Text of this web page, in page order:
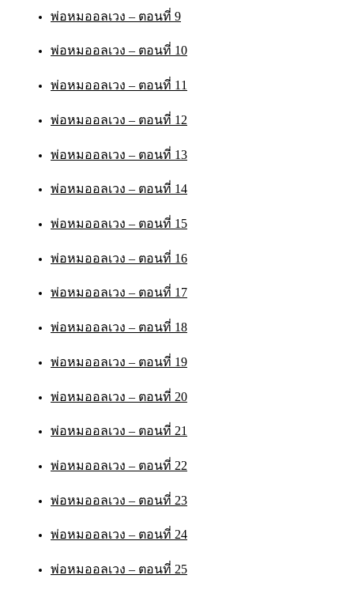
พ่อหมออลเวง – ตอนที่ 9
พ่อหมออลเวง – ตอนที่ 10
พ่อหมออลเวง – ตอนที่ 11
พ่อหมออลเวง – ตอนที่ 12
พ่อหมออลเวง – ตอนที่ 13
พ่อหมออลเวง – ตอนที่ 14
พ่อหมออลเวง – ตอนที่ 15
พ่อหมออลเวง – ตอนที่ 16
พ่อหมออลเวง – ตอนที่ 17
พ่อหมออลเวง – ตอนที่ 18
พ่อหมออลเวง – ตอนที่ 19
พ่อหมออลเวง – ตอนที่ 20
พ่อหมออลเวง – ตอนที่ 21
พ่อหมออลเวง – ตอนที่ 22
พ่อหมออลเวง – ตอนที่ 23
พ่อหมออลเวง – ตอนที่ 24
พ่อหมออลเวง – ตอนที่ 25